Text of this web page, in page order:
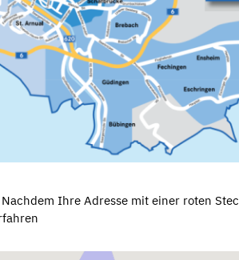
Ihre Adresse mit einer roten